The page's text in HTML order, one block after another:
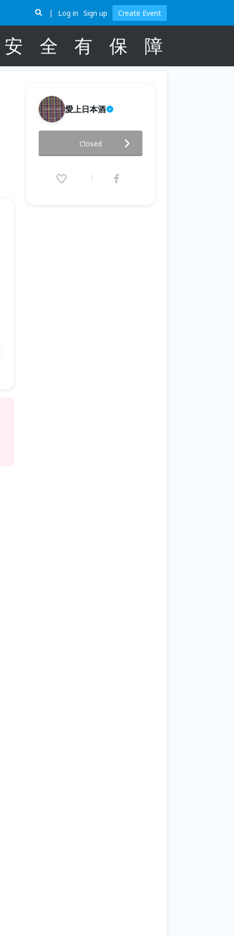
Log in Sign up Create Event
安 全 有 保 障
愛上日本酒
收尾！上槽、火入、裝瓶｜從世
界觀的角度，用八堂課陪你把日
2026.07.18 (Sat) 14:00 - 16:00
Closed